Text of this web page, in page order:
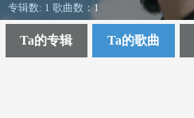
专辑数: 1 歌曲数：1
Ta的专辑 Ta的歌曲